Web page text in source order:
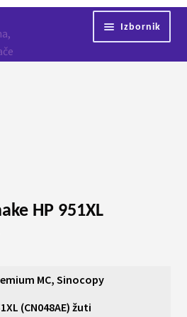
Izbornik
HP 951XL
MC, Sinocopy
(CN048AE) žuti